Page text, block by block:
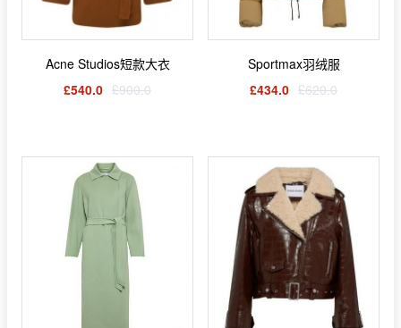
Acne Studios短款大衣
£540.0 £900.0
Sportmax羽绒服
£434.0 £620.0